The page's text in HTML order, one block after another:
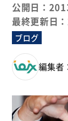
公開日：
最終更新日
ブログ
編集者